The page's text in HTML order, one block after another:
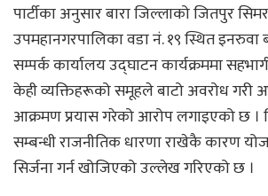
पार्टीका अनुसार बारा जिल्लाको जितपुर
उपमहानगरपालिका वडा नं. १९ स्थित इनरुवा
सम्पर्क कार्यालय उद्घाटन कार्यक्रममा
केही व्यक्तिहरूको समूहले बाटो अवरोध गरी
आक्रमण प्रयास गरेको आरोप लगाइएको छ ।
सम्बन्धी राजनीतिक धारणा राखेकै कारण
सिर्जना गर्न खोजिएको उल्लेख गरिएको छ ।